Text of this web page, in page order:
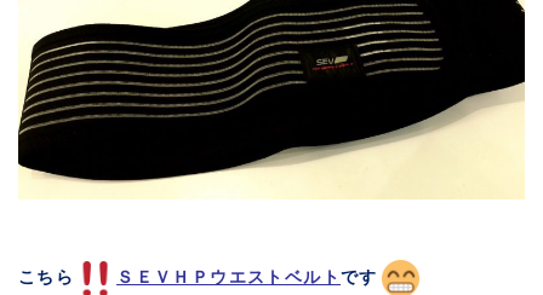
こちら ＳＥＶＨＰウエストベルトです